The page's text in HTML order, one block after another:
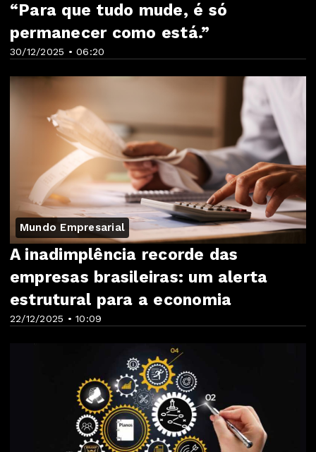
30/12/2025 • 06:20
“Para que tudo mude, é só
permanecer como está.”
Mundo Empresarial
22/12/2025 • 10:09
A inadimplência recorde das
empresas brasileiras: um alerta
estrutural para a economia